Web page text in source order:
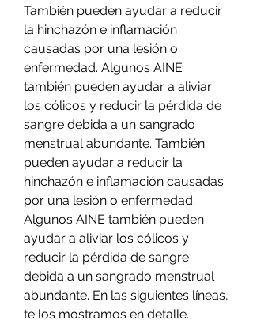
También pueden ayudar a reducir
la hinchazón e inflamación
causadas por una lesión o
enfermedad. Algunos AINE
también pueden ayudar a aliviar
los cólicos y reducir la pérdida de
sangre debida a un sangrado
menstrual abundante. También
pueden ayudar a reducir la
hinchazón e inflamación causadas
por una lesión o enfermedad.
Algunos AINE también pueden
ayudar a aliviar los cólicos y
reducir la pérdida de sangre
debida a un sangrado menstrual
abundante. En las siguientes líneas,
te los mostramos en detalle.